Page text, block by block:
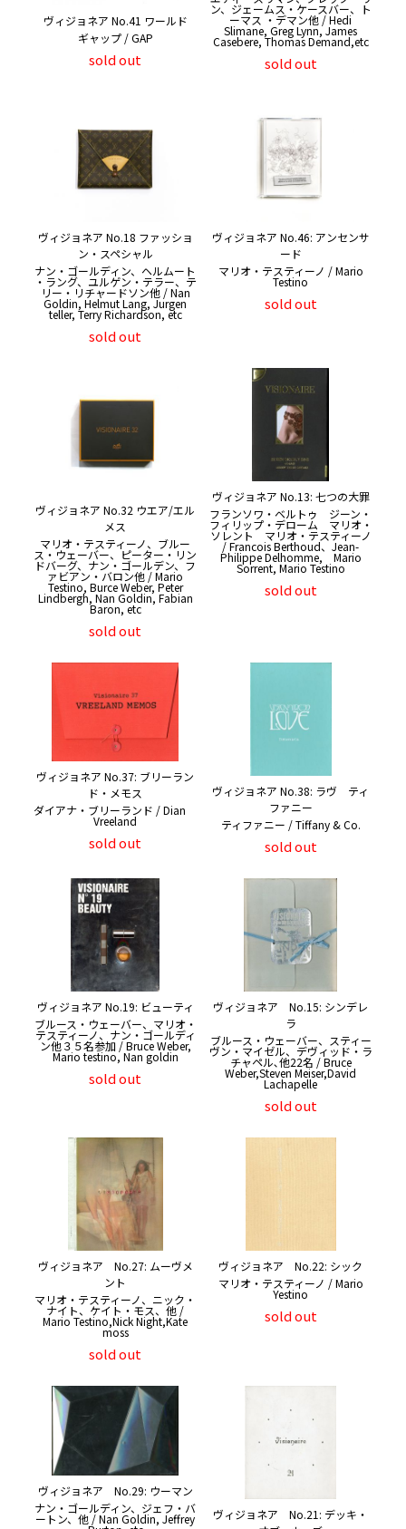
ヴィジョネア No.41 ワールド
ギャップ / GAP
sold out
ン、ジェームス・ケースバー、ト
ーマス ・デマン他 / Hedi
Slimane, Greg Lynn, James
Casebere, Thomas Demand,etc
sold out
ヴィジョネア No.18 ファッショ
ン・スペシャル
ナン・ゴールディン、ヘルムート
・ラング、ユルゲン・テラー、テ
リー・リチャードソン他 / Nan
Goldin, Helmut Lang, Jurgen
teller, Terry Richardson, etc
sold out
ヴィジョネア No.46: アンセンサ
ード
マリオ・テスティーノ / Mario
Testino
sold out
ヴィジョネア No.32 ウエア/エル
メス
マリオ・テスティーノ、ブルー
ス・ウェーバー、ピーター・リン
ドバーグ、ナン・ゴールデン、フ
ァビアン・バロン他 / Mario
Testino, Burce Weber, Peter
Lindbergh, Nan Goldin, Fabian
Baron, etc
sold out
ヴィジョネア No.13: 七つの大罪
フランソワ・ベルトゥ ジーン・
フィリップ・デローム マリオ・
ソレント マリオ・テスティーノ
/ Francois Berthoud、Jean-
Philippe Delhomme, Mario
Sorrent, Mario Testino
sold out
ヴィジョネア No.37: ブリーラン
ド・メモス
ダイアナ・ブリーランド / Dian
Vreeland
sold out
ヴィジョネア No.38: ラヴ ティ
ファニー
ティファニー / Tiffany & Co.
sold out
ヴィジョネア No.19: ビューティ
ブルース・ウェーバー、マリオ・
テスティーノ、ナン・ゴールディ
ン他３５名参加 / Bruce Weber,
Mario testino, Nan goldin
sold out
ヴィジョネア No.15: シンデレ
ラ
ブルース・ウェーバー、スティー
ヴン・マイゼル、デヴィッド・ラ
チャペル､他22名 / Bruce
Weber,Steven Meiser,David
Lachapelle
sold out
ヴィジョネア No.27: ムーヴメ
ント
マリオ・テスティーノ、ニック・
ナイト、ケイト・モス、他 /
Mario Testino,Nick Night,Kate
moss
sold out
ヴィジョネア No.22: シック
マリオ・テスティーノ / Mario
Yestino
sold out
ヴィジョネア No.29: ウーマン
ナン・ゴールディン、ジェフ・バ
ートン、他 / Nan Goldin, Jeffrey
ヴィジョネア No.21: デッキ・